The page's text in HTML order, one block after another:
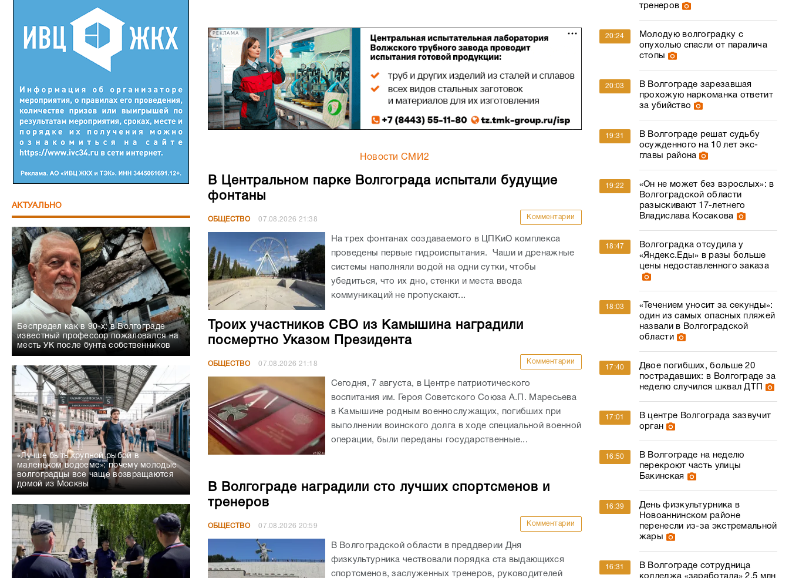
АКТУАЛЬНО
Беспредел как в 90-х: в Волгограде
известный профессор пожаловался на
месть УК после бунта собственников
«Лучше быть крупной рыбой в
маленьком водоеме»: почему молодые
волгоградцы все чаще возвращаются
домой из Москвы
РЕКЛАМА
Новости СМИ2
В Центральном парке Волгограда испытали будущие
фонтаны
ОБЩЕСТВО 07.08.2026 21:38 Комментарии
На трех фонтанах создаваемого в ЦПКиО комплекса
проведены первые гидроиспытания. Чаши и дренажные
системы наполняли водой на одни сутки, чтобы
убедиться, что их дно, стенки и места ввода
коммуникаций не пропускают...
Троих участников СВО из Камышина наградили
посмертно Указом Президента
ОБЩЕСТВО 07.08.2026 21:18 Комментарии
Сегодня, 7 августа, в Центре патриотического
воспитания им. Героя Советского Союза А.П. Маресьева
в Камышине родным военнослужащих, погибших при
выполнении воинского долга в ходе специальной военной
операции, были переданы государственные...
В Волгограде наградили сто лучших спортсменов и
тренеров
ОБЩЕСТВО 07.08.2026 20:59 Комментарии
В Волгоградской области в преддверии Дня
физкультурника чествовали порядка ста выдающихся
спортсменов, заслуженных тренеров, руководителей
тренеров
20:24
Молодую волгоградку с
опухолью спасли от паралича
стопы
20:03
В Волгограде зарезавшая
прохожую наркоманка ответит
за убийство
19:31
В Волгограде решат судьбу
осужденного на 10 лет экс-
главы района
19:22
«Он не может без взрослых»: в
Волгоградской области
разыскивают 17-летнего
Владислава Косакова
18:47
Волгоградка отсудила у
«Яндекс.Еды» в разы больше
цены недоставленного заказа
18:03
«Течением уносит за секунды»:
один из самых опасных пляжей
назвали в Волгоградской
области
17:40
Двое погибших, больше 20
пострадавших: в Волгограде за
неделю случился шквал ДТП
17:01
В центре Волгограда зазвучит
орган
16:50
В Волгограде на неделю
перекроют часть улицы
Бакинская
16:39
День физкультурника в
Новоаннинском районе
перенесли из-за экстремальной
жары
16:31
В Волгограде сотрудница
колледжа «заработала» 2,5 млн